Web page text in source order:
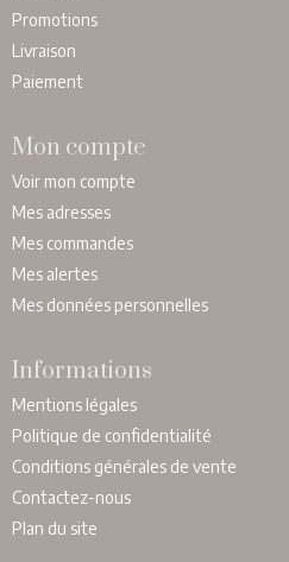
Promotions
Livraison
Paiement
Mon compte
Voir mon compte
Mes adresses
Mes commandes
Mes alertes
Mes données personnelles
Informations
Mentions légales
Politique de confidentialité
Conditions générales de vente
Contactez-nous
Plan du site